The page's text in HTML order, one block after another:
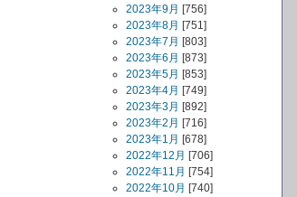
2023年9月 [756]
2023年8月 [751]
2023年7月 [803]
2023年6月 [873]
2023年5月 [853]
2023年4月 [749]
2023年3月 [892]
2023年2月 [716]
2023年1月 [678]
2022年12月 [706]
2022年11月 [754]
2022年10月 [740]